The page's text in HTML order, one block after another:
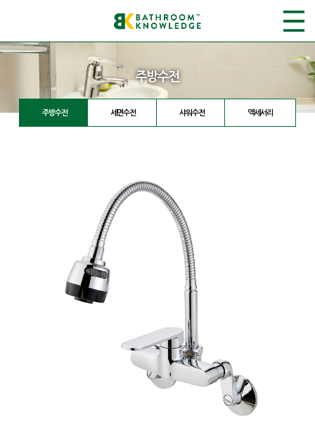
주방수전
주방수전 세면수전 샤워수전 액세서리